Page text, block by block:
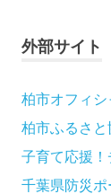
外部サイト
柏市オフィシ
柏市ふるさ
子育て応援！
千葉県防災ポ